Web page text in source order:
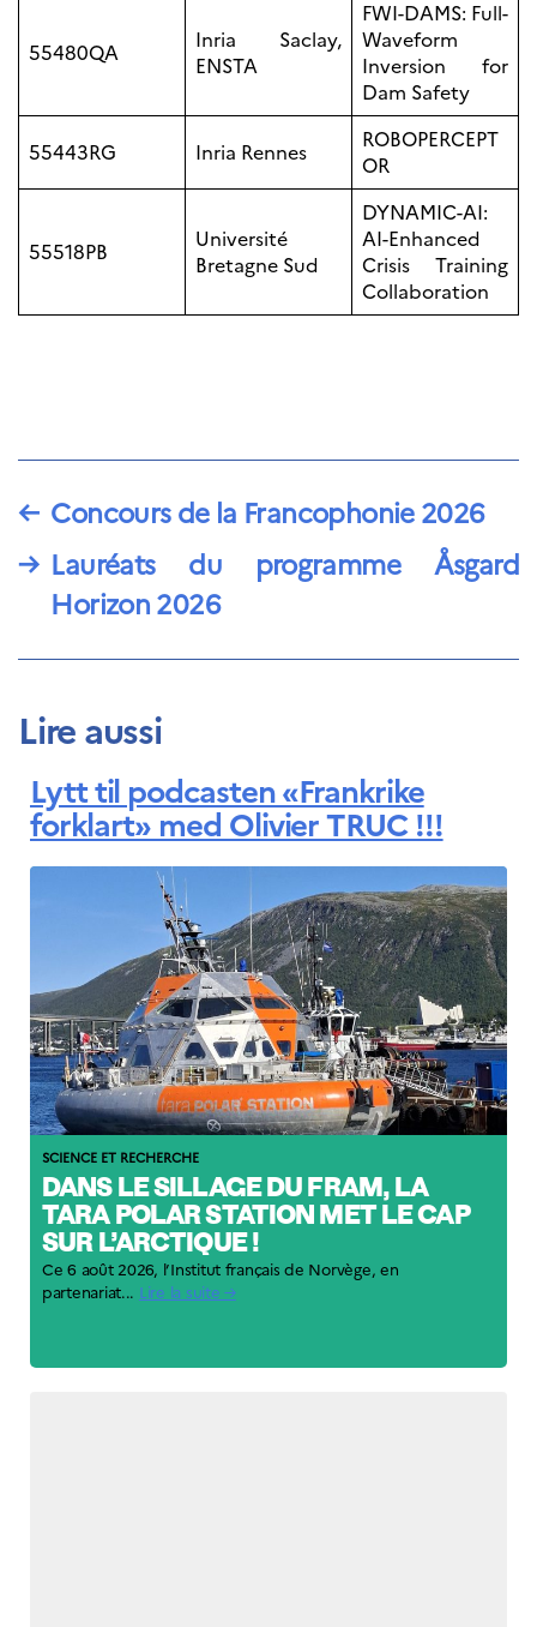
55480QA
Inria Saclay,
ENSTA
FWI-DAMS: Full-
Waveform
Inversion for
Dam Safety
55443RG Inria Rennes
ROBOPERCEPT
OR
55518PB
Université
Bretagne Sud
DYNAMIC-AI:
AI-Enhanced
Crisis Training
Collaboration
← Concours de la Francophonie 2026
→ Lauréats du programme Åsgard
Horizon 2026
Lire aussi
Lytt til podcasten «Frankrike
forklart» med Olivier TRUC !!!
SCIENCE ET RECHERCHE
DANS LE SILLAGE DU FRAM, LA
TARA POLAR STATION MET LE CAP
SUR L’ARCTIQUE !
Ce 6 août 2026, l’Institut français de Norvège, en
partenariat... Lire la suite →